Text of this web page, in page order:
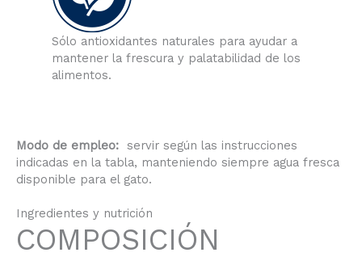
Sólo antioxidantes naturales para ayudar a
mantener la frescura y palatabilidad de los
alimentos.
Modo de empleo: servir según las instrucciones
indicadas en la tabla, manteniendo siempre agua fresca
disponible para el gato.
Ingredientes y nutrición
COMPOSICIÓN